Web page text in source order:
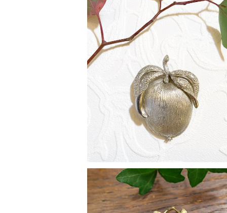
" Sarah Coventry [サラ コヴェントリ
１９６１年"Adams Delight"シリーズ
ムモチーフ ヴィンテージブローチ&ペ
トトップ [BV-50]
¥7,900